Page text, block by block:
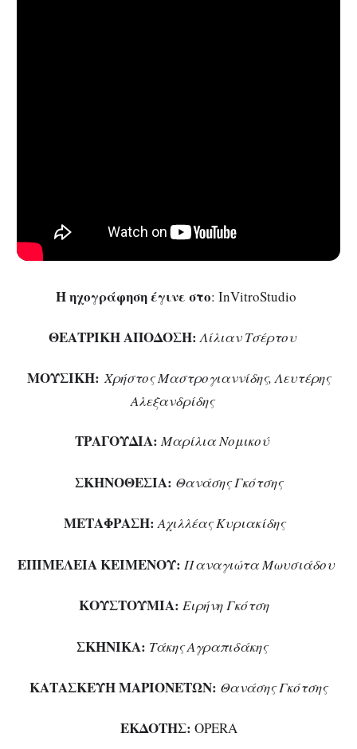
Η ηχογράφηση έγινε στο: InVitroStudio
ΘΕΑΤΡΙΚΗ ΑΠΟΔΟΣΗ:Λίλιαν Τσέρτου
ΜΟΥΣΙΚΗ:Χρήστος Μαστρογιαννίδης, Λευτέρης
Αλεξανδρίδης
ΤΡΑΓΟΥΔΙΑ:Μαρίλια Νομικού
ΣΚΗΝΟΘΕΣΙΑ: Θανάσης Γκότσης
ΜΕΤΑΦΡΑΣΗ:Αχιλλέας Κυριακίδης
ΕΠΙΜΕΛΕΙΑ ΚΕΙΜΕΝΟΥ: Παναγιώτα Μωυσιάδου
ΚΟΥΣΤΟΥΜΙΑ: Ειρήνη Γκότση
ΣΚΗΝΙΚΑ: Τάκης Αγραπιδάκης
ΚΑΤΑΣΚΕΥΗ ΜΑΡΙΟΝΕΤΩΝ: Θανάσης Γκότσης
ΕΚΔΟΤΗΣ: OPERA